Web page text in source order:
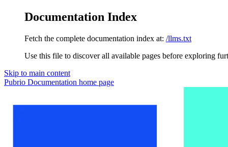
Documentation Index
Fetch the complete documentation index at: /llms.txt
Use this file to discover all available pages before exploring
Skip to main content
Pubrio Documentation home page